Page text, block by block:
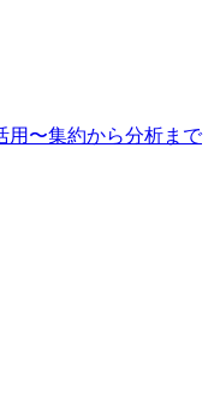
用〜集約から分析まで